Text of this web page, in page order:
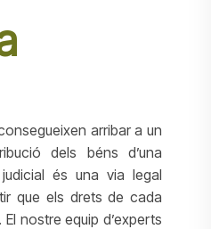
arribar a un
dels béns d’una
és una via legal
que els drets de cada
nostre equip d’experts